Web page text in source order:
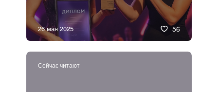
26 мая 2025 56
Сейчас читают